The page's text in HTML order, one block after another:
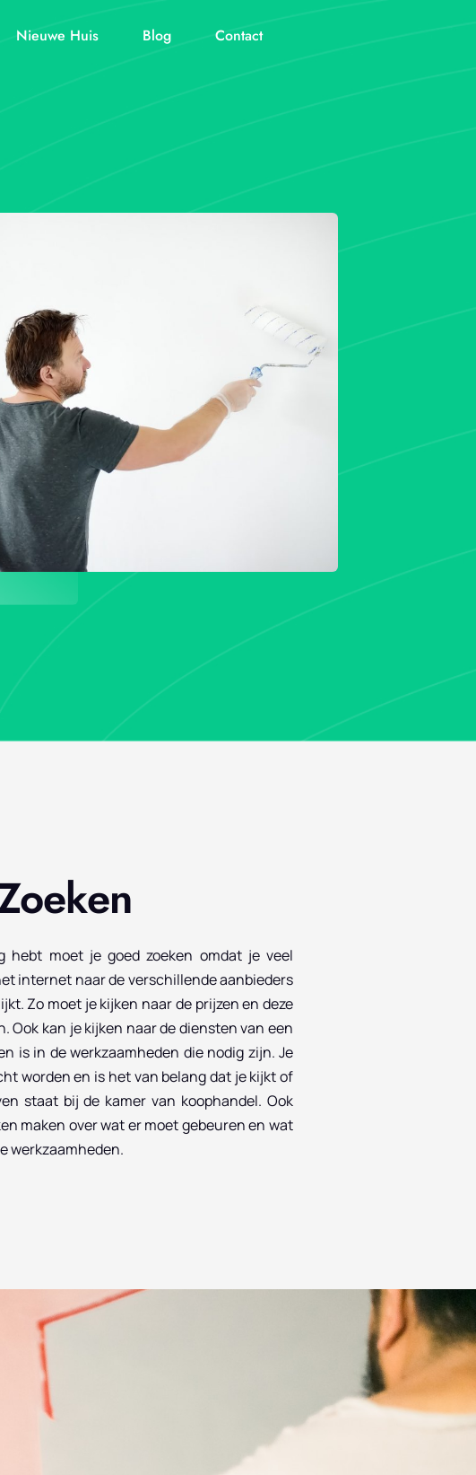
Nieuwe Huis Blog Contact
hebt moet je goed zoeken omdat je veel
internet naar de verschillende aanbieders
Zo moet je kijken naar de prijzen en deze
Ook kan je kijken naar de diensten van een
is in de werkzaamheden die nodig zijn. Je
worden en is het van belang dat je kijkt of
staat bij de kamer van koophandel. Ook
maken over wat er moet gebeuren en wat
werkzaamheden.